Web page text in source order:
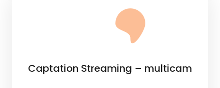
Captation Streaming – multicam